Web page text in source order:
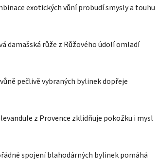
exotických vůní probudí smysly a touhu
damašská růže z Růžového údolí omladí
pečlivě vybraných bylinek dopřeje
z Provence zklidňuje pokožku i mysl
spojení blahodárných bylinek pomáhá